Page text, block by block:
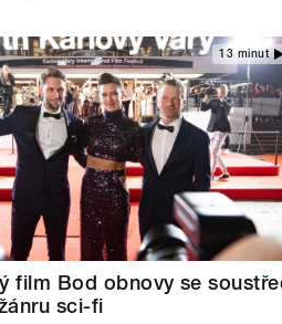
13 minut
film Bod obnovy se
sci-fi